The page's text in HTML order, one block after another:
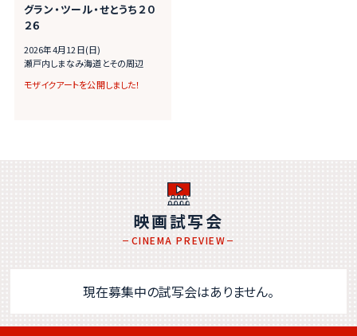
グラン・ツール・せとうち２０
２６
2026年4月12日(日)
瀬戸内しまなみ海道とその周辺
モザイクアートを公開しました！
映画試写会
CINEMA PREVIEW
現在募集中の試写会はありません。